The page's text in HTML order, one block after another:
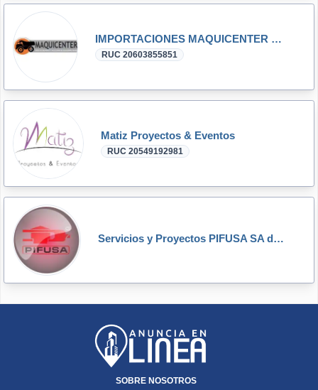
IMPORTACIONES MAQUICENTER E.I.R.L.
RUC 20603855851
Matiz Proyectos & Eventos
RUC 20549192981
Servicios y Proyectos PIFUSA SA de CV
SOBRE NOSOTROS